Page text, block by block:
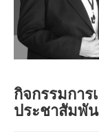
กิจกรรมการ
ประชาสัมพัน